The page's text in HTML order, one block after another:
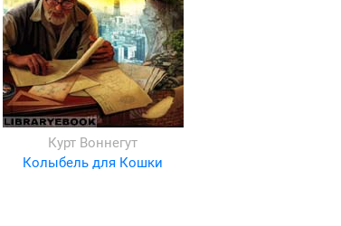
Курт Воннегут
Колыбель для Кошки